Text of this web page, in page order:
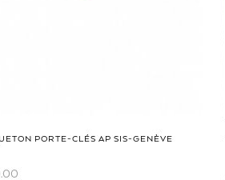
PORTE-CLÉS AP SIS-GENÈVE